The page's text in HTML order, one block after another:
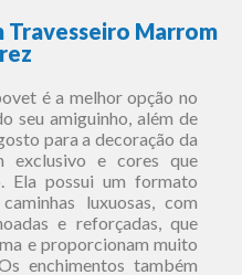
Travesseiro Marrom
é a melhor opção no
seu amiguinho, além de
para a decoração da
exclusivo e cores que
Ela possui um formato
luxuosas, com
e reforçadas, que
e proporcionam muito
enchimentos também